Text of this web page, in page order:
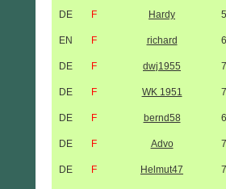
DE F Hardy
EN F richard
DE F dwj1955
DE F WK 1951
DE F bernd58
DE F Advo
DE F Helmut47